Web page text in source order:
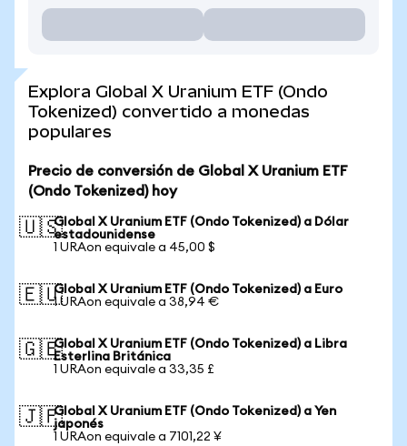
Explora Global X Uranium ETF (Ondo
Tokenized) convertido a monedas
populares
Precio de conversión de Global X Uranium ETF
(Ondo Tokenized) hoy
🇺🇸Global X Uranium ETF (Ondo Tokenized) a Dólar
estadounidense
1 URAon equivale a 45,00 $
🇪🇺Global X Uranium ETF (Ondo Tokenized) a Euro
1 URAon equivale a 38,94 €
🇬🇧Global X Uranium ETF (Ondo Tokenized) a Libra
Esterlina Británica
1 URAon equivale a 33,35 £
🇯🇵Global X Uranium ETF (Ondo Tokenized) a Yen
japonés
1 URAon equivale a 7101,22 ¥